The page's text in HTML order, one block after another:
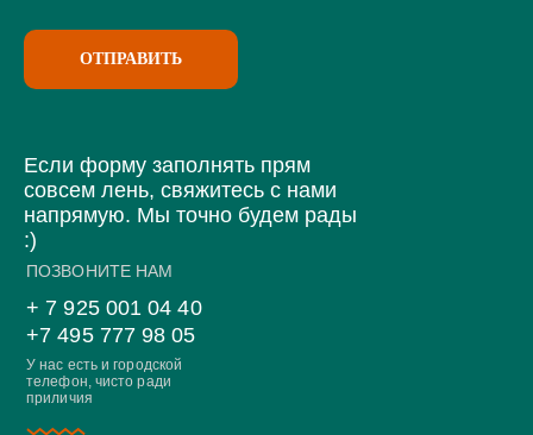
ОТПРАВИТЬ
Если форму заполнять прям
совсем лень, свяжитесь с нами
напрямую. Мы точно будем рады
:)
ПОЗВОНИТЕ НАМ
+ 7 925 001 04 40
+7 495 777 98 05
У нас есть и городской
телефон, чисто ради
приличия